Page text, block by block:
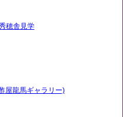
穂舎見学
屋龍馬ギャラリー)